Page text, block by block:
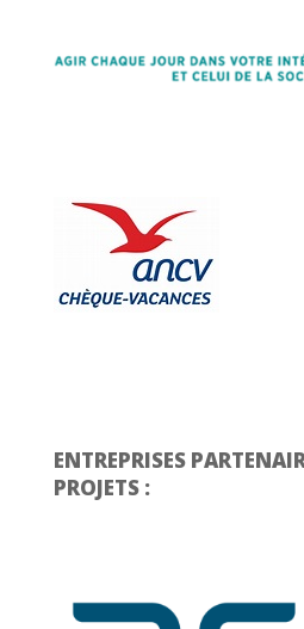
ENTREPRISES
PROJETS :